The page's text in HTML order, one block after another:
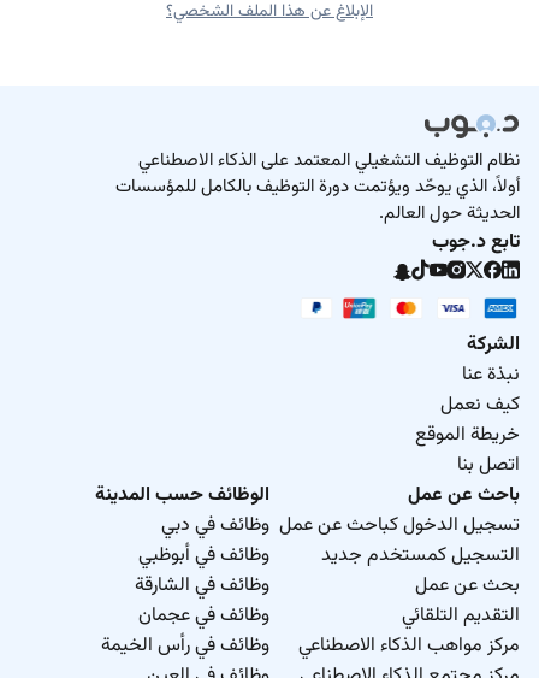
الإبلاغ عن هذا الملف الشخصي؟
نظام التوظيف التشغيلي المعتمد على الذكاء الاصطناعي
أولاً، الذي يوحّد ويؤتمت دورة التوظيف بالكامل للمؤسسات
الحديثة حول العالم.
تابع د.جوب
الشركة
نبذة عنا
كيف نعمل
خريطة الموقع
اتصل بنا
باحث عن عمل
تسجيل الدخول كباحث عن عمل
التسجيل كمستخدم جديد
بحث عن عمل
التقديم التلقائي
مركز مواهب الذكاء الاصطناعي
الوظائف حسب المدينة
وظائف في دبي
وظائف في أبوظبي
وظائف في الشارقة
وظائف في عجمان
وظائف في رأس الخيمة